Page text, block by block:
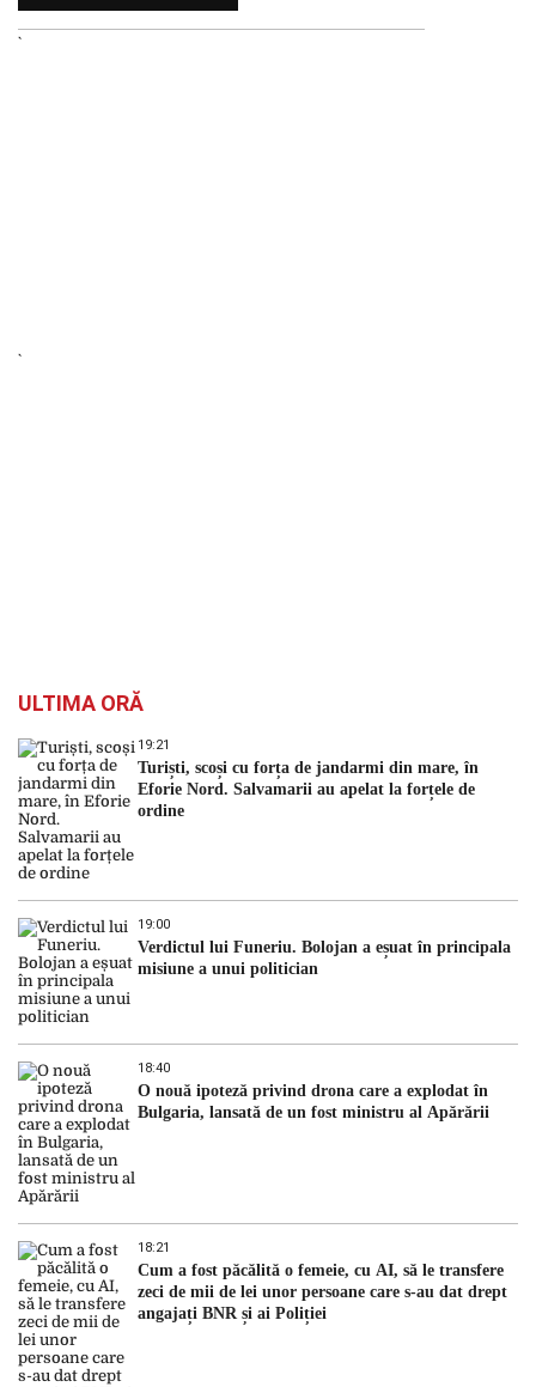
ULTIMA ORĂ
19:21
Turiști, scoși cu forța de jandarmi din mare, în
Eforie Nord. Salvamarii au apelat la forțele de
ordine
19:00
Verdictul lui Funeriu. Bolojan a eșuat în principala
misiune a unui politician
18:40
O nouă ipoteză privind drona care a explodat în
Bulgaria, lansată de un fost ministru al Apărării
18:21
Cum a fost păcălită o femeie, cu AI, să le transfere
zeci de mii de lei unor persoane care s-au dat drept
angajați BNR și ai Poliției